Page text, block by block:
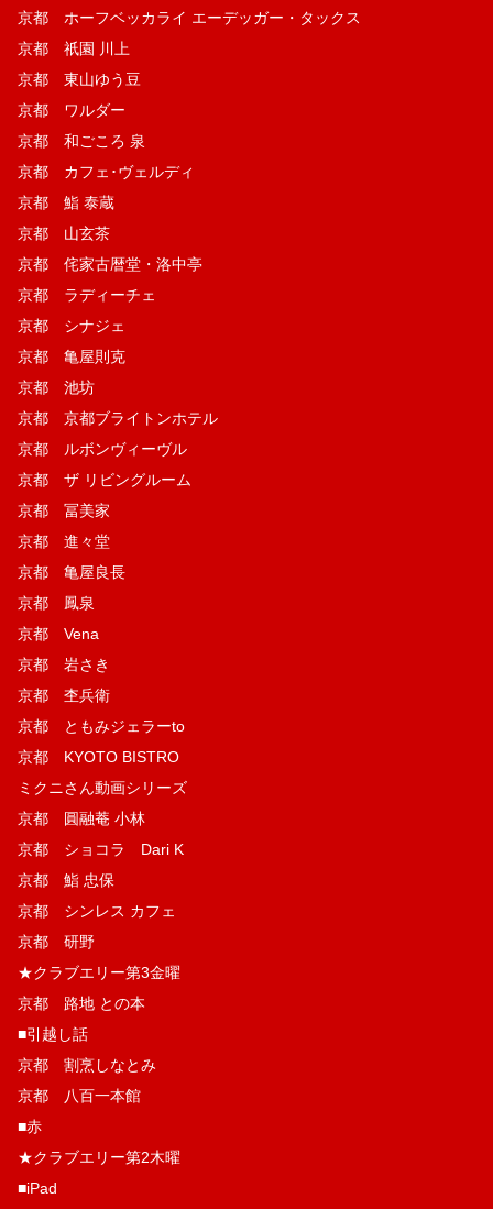
京都 ホーフベッカライ エーデッガー・タックス
京都 祇園 川上
京都 東山ゆう豆
京都 ワルダー
京都 和ごころ 泉
京都 カフェ･ヴェルディ
京都 鮨 泰蔵
京都 山玄茶
京都 侘家古暦堂・洛中亭
京都 ラディーチェ
京都 シナジェ
京都 亀屋則克
京都 池坊
京都 京都ブライトンホテル
京都 ルボンヴィーヴル
京都 ザ リビングルーム
京都 冨美家
京都 進々堂
京都 亀屋良長
京都 鳳泉
京都 Vena
京都 岩さき
京都 杢兵衛
京都 ともみジェラーto
京都 KYOTO BISTRO
ミクニさん動画シリーズ
京都 圓融菴 小林
京都 ショコラ Dari K
京都 鮨 忠保
京都 シンレス カフェ
京都 研野
★クラブエリー第3金曜
京都 路地 との本
■引越し話
京都 割烹しなとみ
京都 八百一本館
■赤
★クラブエリー第2木曜
■iPad